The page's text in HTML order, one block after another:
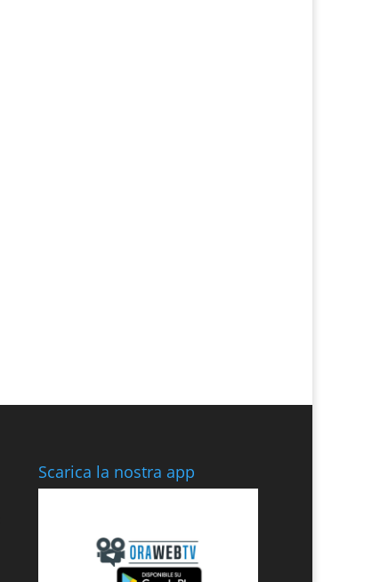
Scarica la nostra app